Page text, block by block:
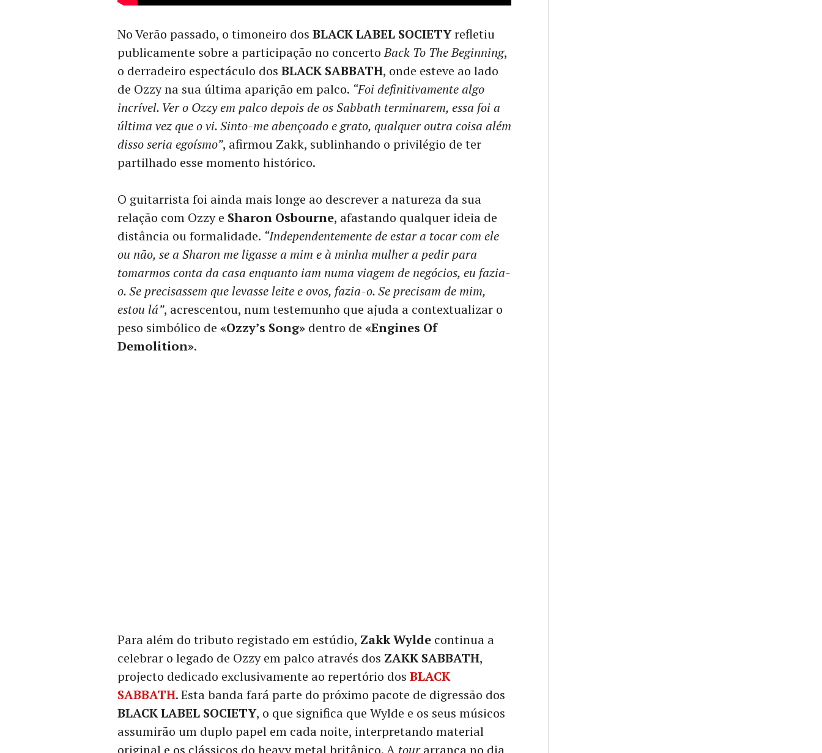
No Verão passado, o timoneiro dos BLACK LABEL SOCIETYrefletiu
publicamente sobre a participação no concertoBack To The Beginning,
o derradeiro espectáculo dos BLACK SABBATH, onde esteve ao lado
de Ozzy na sua última aparição em palco. “Foi definitivamente algo
incrível. Ver o Ozzy em palco depois de os Sabbath terminarem, essa foi a
última vez que o vi. Sinto-me abençoado e grato, qualquer outra coisa além
disso seria egoísmo”, afirmou Zakk, sublinhando o privilégio de ter
partilhado esse momento histórico.
O guitarrista foi ainda mais longe ao descrever a natureza da sua
relação com Ozzy e Sharon Osbourne, afastando qualquer ideia de
distância ou formalidade. “Independentemente de estar a tocar com ele
ou não, se a Sharon me ligasse a mim e à minha mulher a pedir para
tomarmos conta da casa enquanto iam numa viagem de negócios, eu fazia-
o. Se precisassem que levasse leite e ovos, fazia-o. Se precisam de mim,
estou lá”, acrescentou, num testemunho que ajuda a contextualizar o
peso simbólico de «Ozzy’s Song» dentro de «Engines Of
Demolition».
Para além do tributo registado em estúdio, Zakk Wylde continua a
celebrar o legado de Ozzy em palco através dos ZAKK SABBATH,
projecto dedicado exclusivamente ao repertório dos BLACK
SABBATH. Esta banda fará parte do próximo pacote de digressão dos
BLACK LABEL SOCIETY, o que significa que Wylde e os seus músicos
assumirão um duplo papel em cada noite, interpretando material